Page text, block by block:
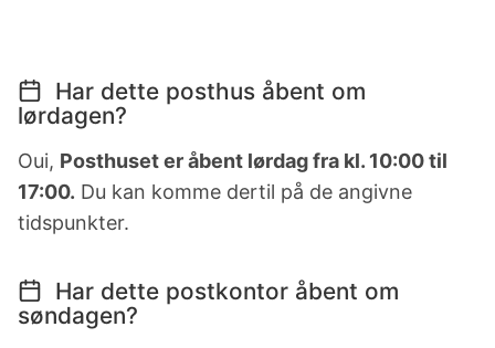
Har dette posthus åbent om
lørdagen?
Oui, Posthuset er åbent lørdag fra kl. 10:00 til
17:00. Du kan komme dertil på de angivne
tidspunkter.
Har dette postkontor åbent om
søndagen?